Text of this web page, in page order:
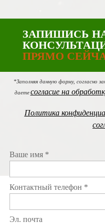
ЗАПИШИСЬ
ПРЯМО
*Заполняя данную форму, согласно
даете согласие на
Политика
Ваше имя *
Контактный телефон *
Эл. почта